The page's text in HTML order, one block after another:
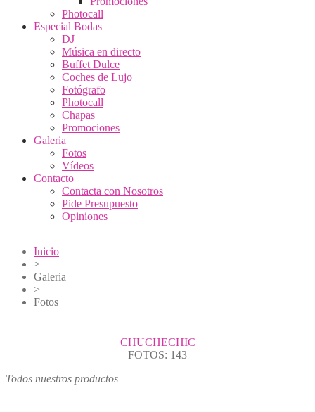
Photocall
Especial Bodas
DJ
Música en directo
Buffet Dulce
Coches de Lujo
Fotógrafo
Photocall
Chapas
Promociones
Galeria
Fotos
Vídeos
Contacto
Contacta con Nosotros
Pide Presupuesto
Opiniones
Inicio
>
Galeria
>
Fotos
CHUCHECHIC
FOTOS: 143
Todos nuestros productos